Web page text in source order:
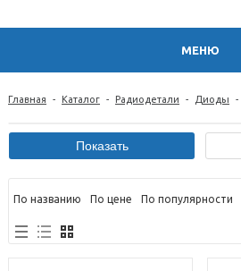
МЕНЮ
Главная - Каталог - Радиодетали - Диоды -
По названию По цене По популярности